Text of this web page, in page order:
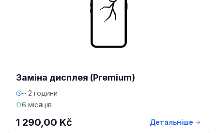
Заміна дисплея (Premium)
~ 2 години
6 місяців
1 290,00 Kč Детальніше